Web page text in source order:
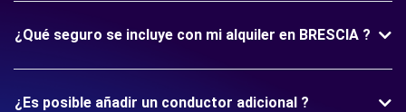
¿Qué seguro se incluye con mi alquiler en BRESCIA ?
¿Es posible añadir un conductor adicional ?